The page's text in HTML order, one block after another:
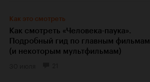
Как это смотреть
Как смотреть «Человека-паука».
Подробный гид по главным фильмам
(и некоторым мультфильмам)